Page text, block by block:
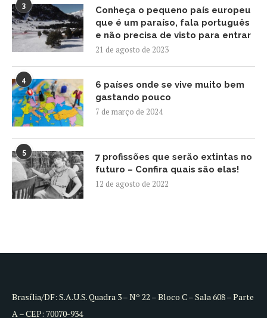
3
Conheça o pequeno país europeu
que é um paraíso, fala português
e não precisa de visto para entrar
21 de agosto de 2023
4
6 países onde se vive muito bem
gastando pouco
7 de março de 2024
5
7 profissões que serão extintas no
futuro – Confira quais são elas!
12 de agosto de 2022
Brasília/DF: S.A.U.S. Quadra 3 – Nº 22 – Bloco C – Sala 608 – Parte
A – CEP: 70070-934